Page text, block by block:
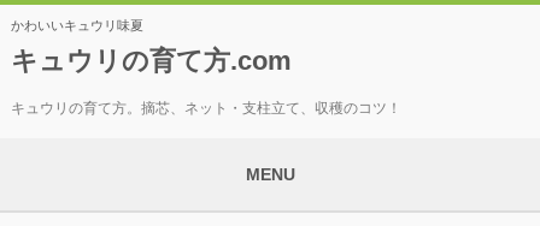
かわいいキュウリ味夏
キュウリの育て方.com
キュウリの育て方。摘芯、ネット・支柱立て、収穫のコツ！
MENU